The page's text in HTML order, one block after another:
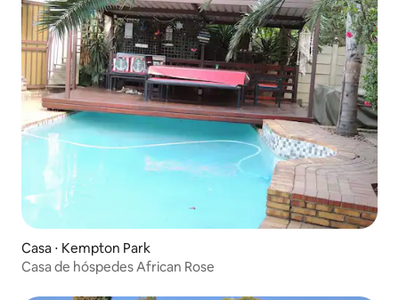
Casa ⋅ Kempton Park
Casa de hóspedes African Rose